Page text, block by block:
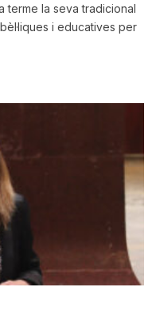
terme la seva tradicional
i educatives per